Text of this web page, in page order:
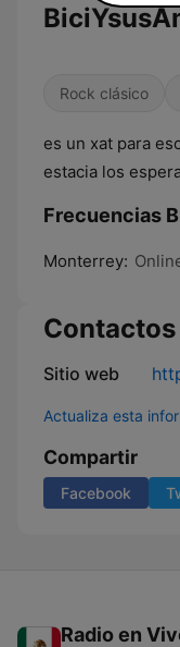
Rock clásico
es un xat para
estacia los
Frecuencias
Monterrey:
Contactos
Sitio web
Actualiza esta
Compartir
Facebook
Radio en